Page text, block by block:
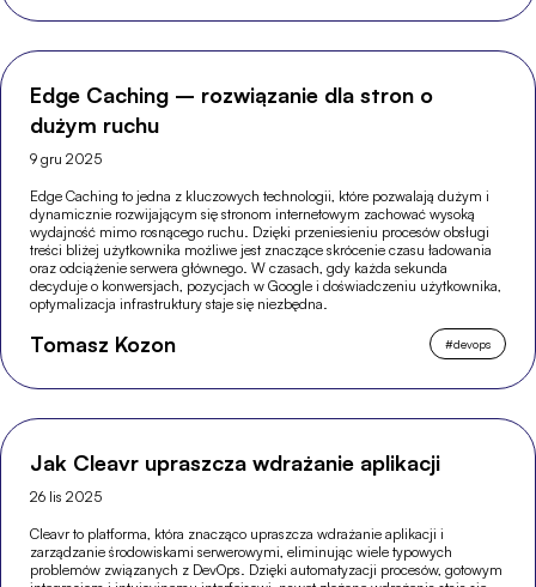
Edge Caching – rozwiązanie dla stron o
dużym ruchu
9 gru 2025
Edge Caching to jedna z kluczowych technologii, które pozwalają dużym i
dynamicznie rozwijającym się stronom internetowym zachować wysoką
wydajność mimo rosnącego ruchu. Dzięki przeniesieniu procesów obsługi
treści bliżej użytkownika możliwe jest znaczące skrócenie czasu ładowania
oraz odciążenie serwera głównego. W czasach, gdy każda sekunda
decyduje o konwersjach, pozycjach w Google i doświadczeniu użytkownika,
optymalizacja infrastruktury staje się niezbędna.
Tomasz Kozon #devops
Jak Cleavr upraszcza wdrażanie aplikacji
26 lis 2025
Cleavr to platforma, która znacząco upraszcza wdrażanie aplikacji i
zarządzanie środowiskami serwerowymi, eliminując wiele typowych
problemów związanych z DevOps. Dzięki automatyzacji procesów, gotowym